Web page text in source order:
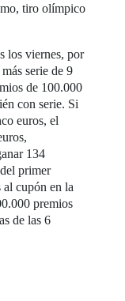
tiro olímpico
los viernes, por
serie de 9
de 100.000
con serie. Si
euros, el
134
primer
al cupón en la
premios
de las 6